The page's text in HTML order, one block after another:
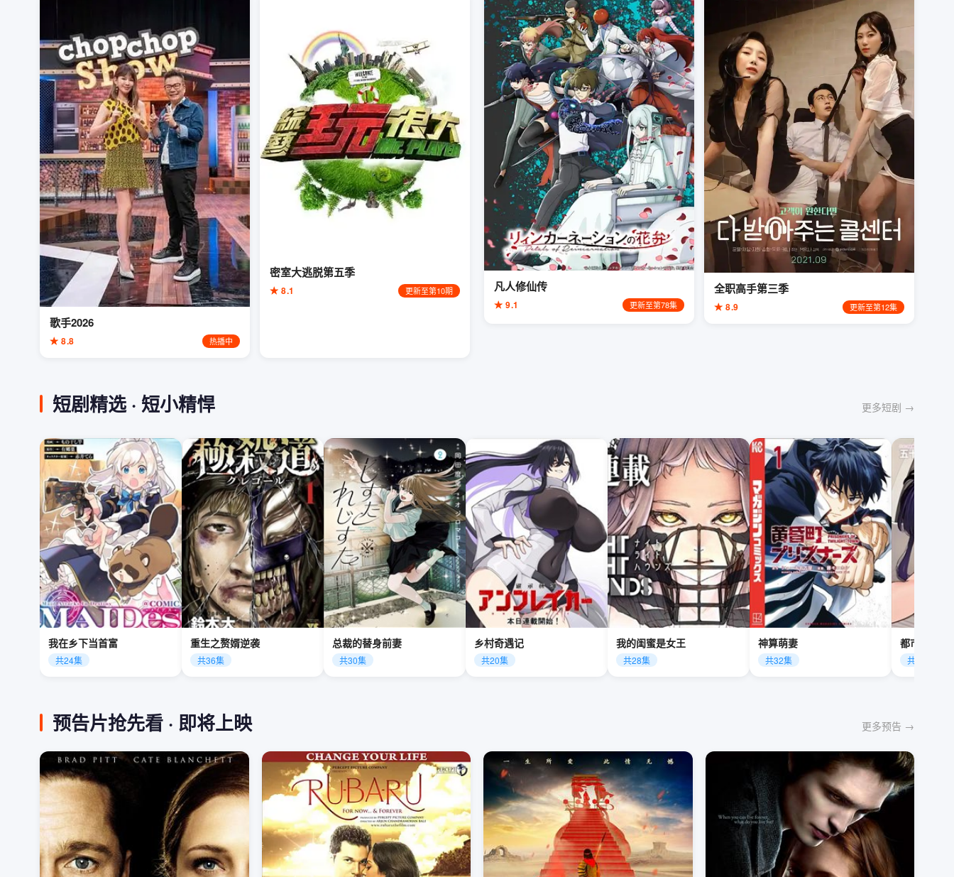
歌手2026
★ 8.8 热播中
密室大逃脱第五季
★ 8.1 更新至第10期 凡人修仙传
★ 9.1 更新至第78集
全职高手第三季
★ 8.9 更新至第12集
短剧精选 · 短小精悍 更多短剧 →
我在乡下当首富
共24集
重生之赘婿逆袭
共36集
总裁的替身前妻
共30集
乡村奇遇记
共20集
我的闺蜜是女王
共28集
神算萌妻
共32集
都市极品神
共40集
预告片抢先看 · 即将上映 更多预告 →